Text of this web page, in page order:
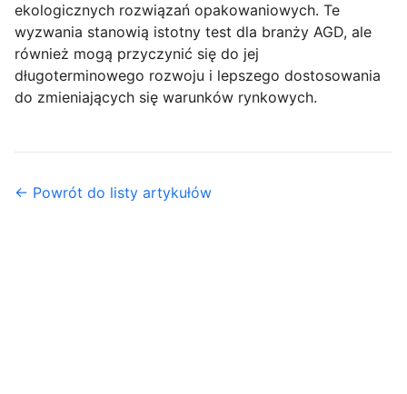
ekologicznych rozwiązań opakowaniowych. Te
wyzwania stanowią istotny test dla branży AGD, ale
również mogą przyczynić się do jej
długoterminowego rozwoju i lepszego dostosowania
do zmieniających się warunków rynkowych.
← Powrót do listy artykułów